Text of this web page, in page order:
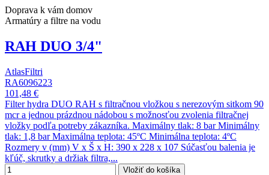
Doprava k vám domov
Armatúry a filtre na vodu
RAH DUO 3/4"
AtlasFiltri
RA6096223
101,48 €
Filter hydra DUO RAH s filtračnou vložkou s nerezovým sitkom 90
mcr a jednou prázdnou nádobou s možnosťou zvolenia filtračnej
vložky podľa potreby zákazníka. Maximálny tlak: 8 bar Minimálny
tlak: 1,8 bar Maximálna teplota: 45ºC Minimálna teplota: 4ºC
Rozmery v (mm) V x Š x H: 390 x 228 x 107 Súčasťou balenia je
kľúč, skrutky a držiak filtra,...
Vložiť do košíka